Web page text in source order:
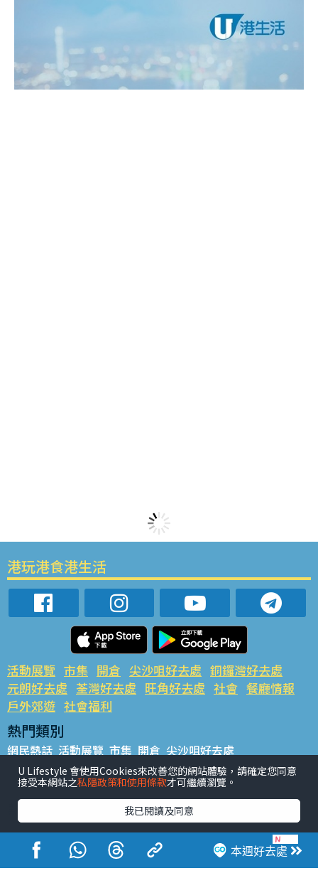
本週好去處
港玩港食港生活
活動展覽 市集 開倉 尖沙咀好去處 銅鑼灣好去處
元朗好去處 荃灣好去處 旺角好去處 社會 餐廳情報
戶外郊遊 社會福利
熱門類別
網民熱話 活動展覽 市集 開倉 尖沙咀好去處
銅鑼灣好去處 元朗好去處 荃灣好去處 旺角好去處 社會
餐廳情報 戶外郊遊
熱門標籤
#UGO搵好去處 #人氣活動推介 #美食社群熱話
#親子玩樂好去處
#ULifestyle應用程式
#限時搶
#UJetso禮物放送
#ULifestyle商戶中心 #著數 #網絡熱話
U Lifestyle 會使用Cookies來改善您的網站體驗，請確定您同意
接受本網站之私隱政策和使用條款才可繼續瀏覽。
我已閱讀及同意